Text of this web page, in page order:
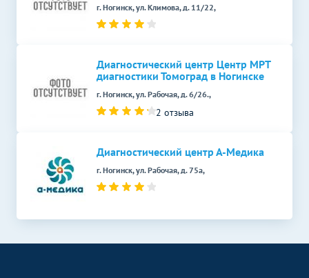
г. Ногинск, ул. Климова, д. 11/22,
Диагностический центр Центр МРТ
диагностики Томоград в Ногинске
г. Ногинск, ул. Рабочая, д. 6/26.,
2 отзыва
Диагностический центр А-Медика
г. Ногинск, ул. Рабочая, д. 75а,